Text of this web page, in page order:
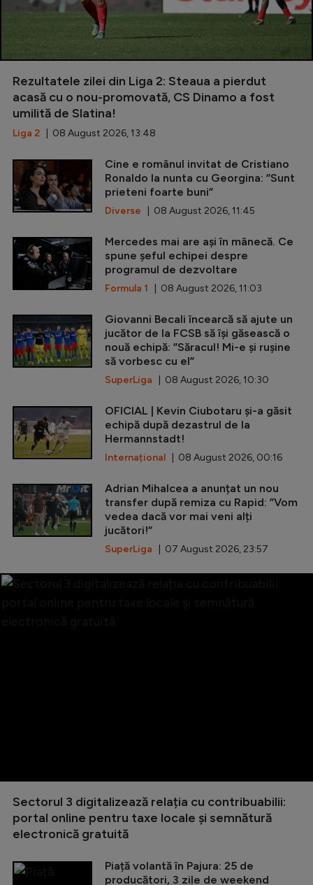
Rezultatele zilei din Liga 2: Steaua a pierdut
acasă cu o nou-promovată, CS Dinamo a fost
umilită de Slatina!
Liga 2 | 08 August 2026, 13:48
Cine e românul invitat de Cristiano
Ronaldo la nunta cu Georgina: ”Sunt
prieteni foarte buni”
Diverse | 08 August 2026, 11:45
Mercedes mai are ași în mânecă. Ce
spune șeful echipei despre
programul de dezvoltare
Formula 1 | 08 August 2026, 11:03
Giovanni Becali încearcă să ajute un
jucător de la FCSB să își găsească o
nouă echipă: ”Săracul! Mi-e și rușine
să vorbesc cu el”
SuperLiga | 08 August 2026, 10:30
OFICIAL | Kevin Ciubotaru și-a găsit
echipă după dezastrul de la
Hermannstadt!
Internațional | 08 August 2026, 00:16
Adrian Mihalcea a anunțat un nou
transfer după remiza cu Rapid: ”Vom
vedea dacă vor mai veni alți
jucători!”
SuperLiga | 07 August 2026, 23:57
Sectorul 3 digitalizează relația cu contribuabilii:
portal online pentru taxe locale și semnătură
electronică gratuită
Piață volantă în Pajura: 25 de
producători, 3 zile de weekend